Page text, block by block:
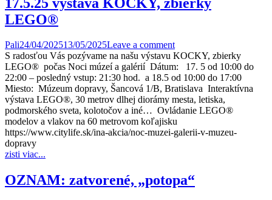
LEGO®
Pali24/04/202513/05/2025Leave a comment
S radosťou Vás pozývame na našu výstavu KOCKY, zbierky
LEGO® počas Noci múzeí a galérií Dátum: 17. 5 od 10:00 do
22:00 – posledný vstup: 21:30 hod. a 18.5 od 10:00 do 17:00
Miesto: Múzeum dopravy, Šancová 1/B, Bratislava Interaktívna
výstava LEGO®, 30 metrov dlhej diorámy mesta, letiska,
podmorského sveta, kolotočov a iné… Ovládanie LEGO®
modelov a vlakov na 60 metrovom koľajisku
https://www.citylife.sk/ina-akcia/noc-muzei-galerii-v-muzeu-
dopravy
zisti viac...
OZNAM: zatvorené, „potopa“